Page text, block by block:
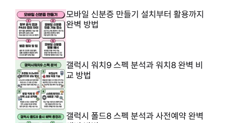
모바일 신분증 만들기 설치부터 활용까지
완벽 방법
갤럭시 워치9 스펙 분석과 워치8 완벽 비
교 방법
갤럭시 폴드8 스펙 분석과 사전예약 완벽